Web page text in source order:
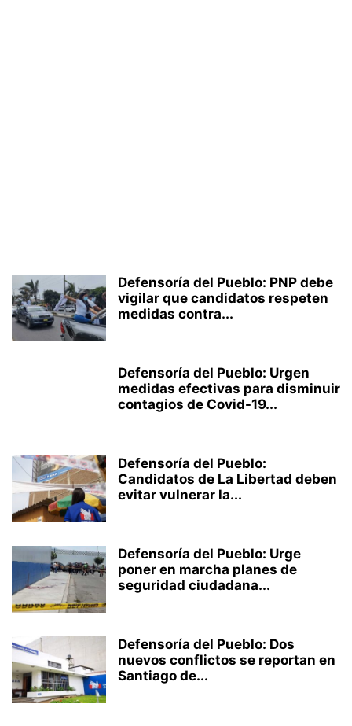
Defensoría del Pueblo: PNP debe
vigilar que candidatos respeten
medidas contra...
Defensoría del Pueblo: Urgen
medidas efectivas para disminuir
contagios de Covid-19...
Defensoría del Pueblo:
Candidatos de La Libertad deben
evitar vulnerar la...
Defensoría del Pueblo: Urge
poner en marcha planes de
seguridad ciudadana...
Defensoría del Pueblo: Dos
nuevos conflictos se reportan en
Santiago de...